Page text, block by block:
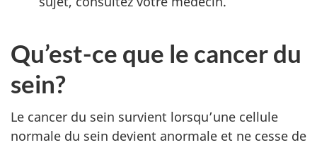
Qu’est-ce que le cancer du
sein?
Le cancer du sein survient lorsqu’une cellule
normale du sein devient anormale et ne cesse de